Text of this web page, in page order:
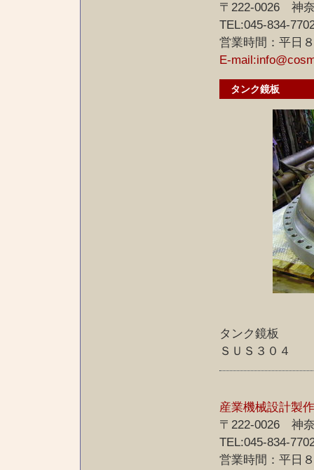
〒222-0026 神
TEL:045-834-
営業時間：平日
E-
タンク鏡板
タンク鏡板
ＳＵＳ３０４
産業機械設計製
〒222-0026 神
TEL:045-834-
営業時間：平日